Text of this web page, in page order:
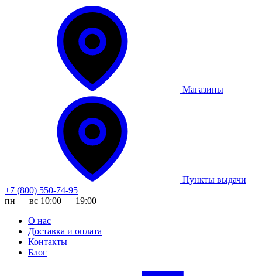
Магазины
Пункты выдачи
+7 (800) 550-74-95
пн — вс 10:00 — 19:00
О нас
Доставка и оплата
Контакты
Блог